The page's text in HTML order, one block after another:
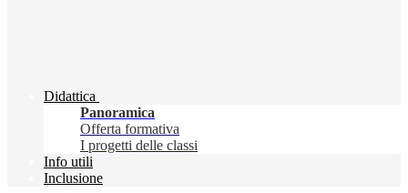
Didattica
Panoramica
Offerta formativa
I progetti delle classi
Info utili
Inclusione